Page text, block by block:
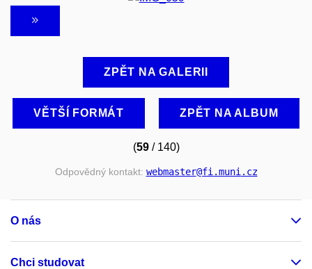
ZPĚT NA GALERII
VĚTŠÍ FORMÁT ZPĚT NA ALBUM
(59/ 140)
Odpovědný kontakt: webmaster@fi.muni.cz
O nás
Chci studovat